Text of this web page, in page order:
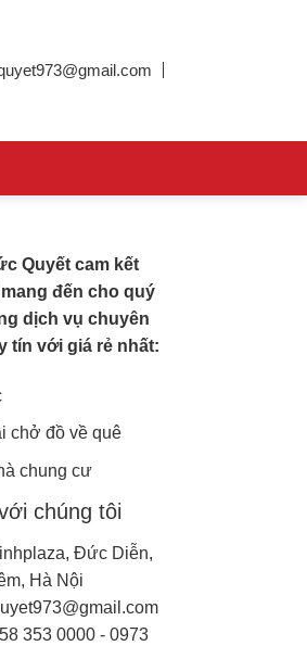
Quyết cam kết
đến cho quý
dịch vụ chuyên
tín với giá rẻ nhất:
chở đồ về quê
chung cư
chúng tôi
Đức Diễn,
Hà Nội
353 0000 - 0973